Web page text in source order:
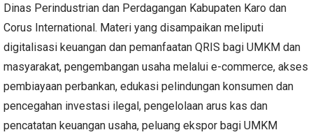
Dinas Perindustrian dan Perdagangan Kabupaten Karo dan
Corus International. Materi yang disampaikan meliputi
digitalisasi keuangan dan pemanfaatan QRIS bagi UMKM dan
masyarakat, pengembangan usaha melalui e-commerce, akses
pembiayaan perbankan, edukasi pelindungan konsumen dan
pencegahan investasi ilegal, pengelolaan arus kas dan
pencatatan keuangan usaha, peluang ekspor bagi UMKM